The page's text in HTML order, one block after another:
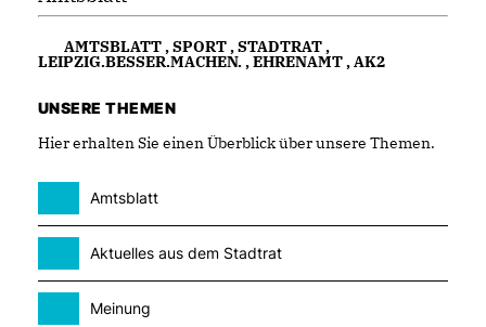
AMTSBLATT,SPORT,STADTRAT,
LEIPZIG.BESSER.MACHEN. ,EHRENAMT,AK2
UNSERE THEMEN
Hier erhalten Sie einen Überblick über unsere Themen.
Amtsblatt
Aktuelles aus dem Stadtrat
Meinung